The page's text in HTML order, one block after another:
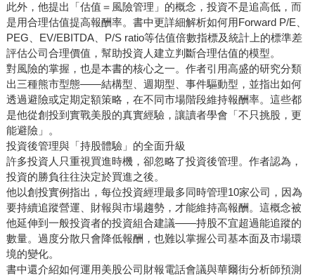
此外，他提出「估值＝風險管理」的概念，投資不是追高低，而
是用合理估值提高報酬率。書中更詳細解析如何用Forward P/E、
PEG、EV/EBITDA、P/S ratio等估值倍數指標及統計上的標準差
評估公司合理價值，幫助投資人建立判斷合理估值的模型。
對風險的掌握，也是本書的核心之一。作者引用高盛的研究分類
出三種熊市型態——結構型、週期型、事件驅動型，並指出如何
透過避險或定期定額策略，在不同市場階段維持報酬率。這些都
是他從創投到實戰美股的真實經驗，讓讀者學會「不只挑股，更
能避險」。
投資後管理與「持股體驗」的全面升級
許多投資人只重視買進時機，卻忽略了投資後管理。作者認為，
投資的勝負往往決定於買進之後。
他以創投實例指出，每位投資經理最多同時管理10家公司，因為
要持續追蹤營運、財報與市場趨勢，才能維持高報酬。這概念被
他延伸到一般投資者的投資組合建議——持股不宜超過能追蹤的
數量。過度分散只會降低報酬，也難以掌握公司基本面及市場環
境的變化。
書中還介紹如何運用美股公司財報電話會議與華爾街分析師預測